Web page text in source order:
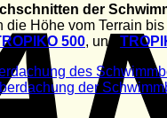
der
Höhe vom Terrain
500, und